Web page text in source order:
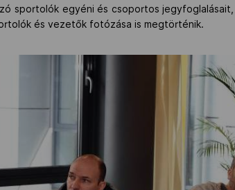
sportolók egyéni és csoportos jegyfoglalásait,
és vezetők fotózása is megtörténik.